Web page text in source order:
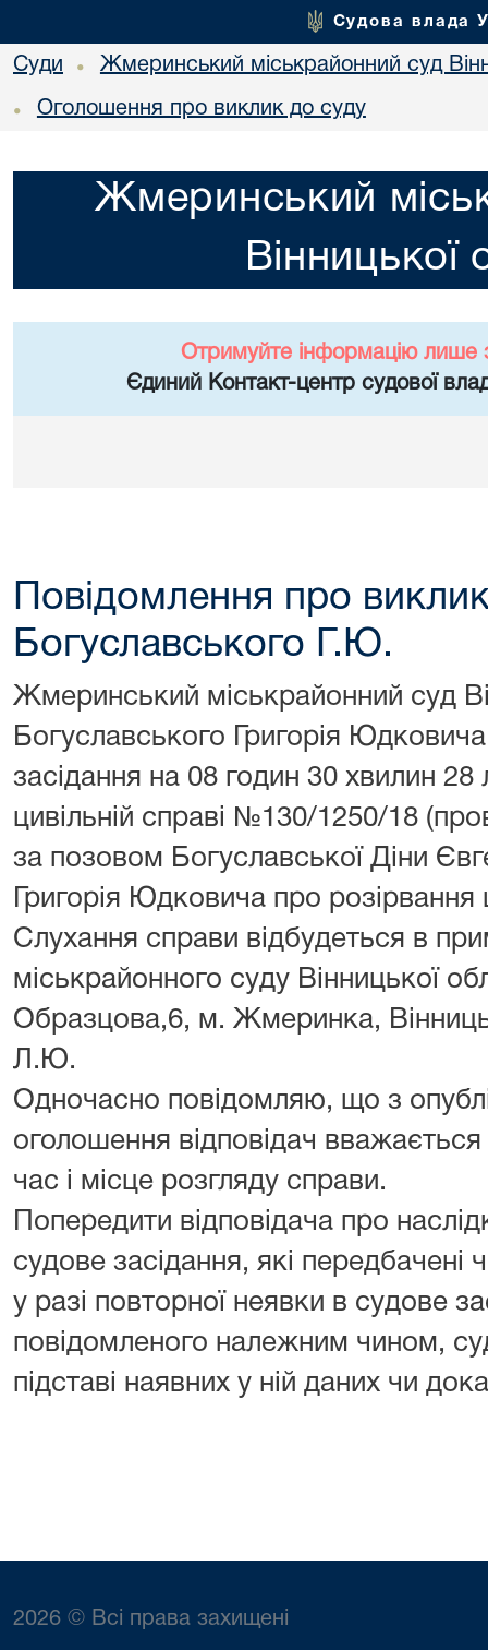
Судова влада
Суди • Жмеринський міськрайонний суд
• Оголошення про виклик до суду
Жмеринський
Вінницької
Отримуйте інформацію лише
Єдиний Контакт-центр судової
Повідомлення про
Богуславського Г.Ю.
Жмеринський міськрайонний суд
Богуславського Григорія
засідання на 08 годин 30 хвилин
цивільній справі №130/1250/18
за позовом Богуславської Діни
Григорія Юдковича про
Слухання справи відбудеться в
міськрайонного суду Вінницької
Образцова,6, м. Жмеринка,
Л.Ю.
Одночасно повідомляю, що з
оголошення відповідач
час і місце розгляду справи.
Попередити відповідача про
судове засідання, які
у разі повторної неявки в судове
повідомленого належним чином,
підставі наявних у ній даних чи
2026 © Всі права захищені